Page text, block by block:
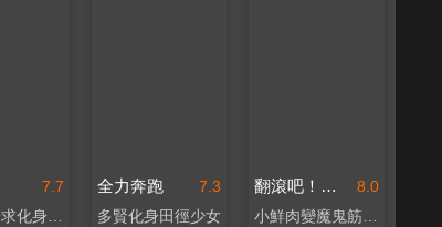
7.7
影帝薛景求化身摔角選手
7.3
全力奔跑
多賢化身田徑少女
8.0
翻滾吧！阿信
小鮮肉變魔鬼筋肉人